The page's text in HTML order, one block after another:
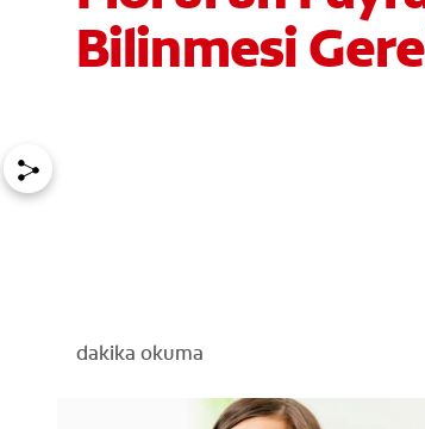
TR (TR) KAYIT OL
Bilinmesi
dakika okuma